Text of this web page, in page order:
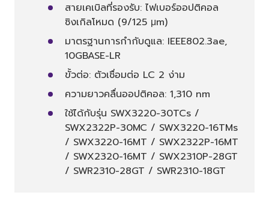
สายเคเบิลที่รองรับ: ไฟเบอร์ออปติคอล
ซิงเกิลโหมด (9/125 μm)
มาตรฐานการกำกับดูแล: IEEE802.3ae,
10GBASE-LR
ขั้วต่อ: ตัวเชื่อมต่อ LC 2 ง่าม
ความยาวคลื่นออปติคอล: 1,310 nm
ใช้ได้กับรุ่น SWX3220-30TCs /
SWX2322P-30MC / SWX3220-16TMs
/ SWX3220-16MT / SWX2322P-16MT
/ SWX2320-16MT / SWX2310P-28GT
/ SWR2310-28GT / SWR2310-18GT